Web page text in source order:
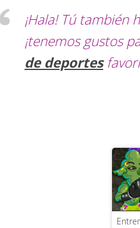
¡Hala! Tú también
¡tenemos gustos
de deportes